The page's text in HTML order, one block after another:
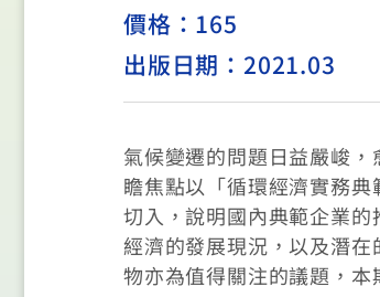
價格：165
出版日期：2021.03
氣候變遷的問題日益嚴峻
瞻焦點以「循環經濟實務
切入，說明國內典範企業
經濟的發展現況，以及潛
物亦為值得關注的議題，